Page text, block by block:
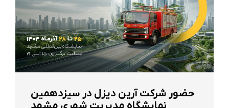
حضور شرکت آرین ‌دیزل در سیزدهمین